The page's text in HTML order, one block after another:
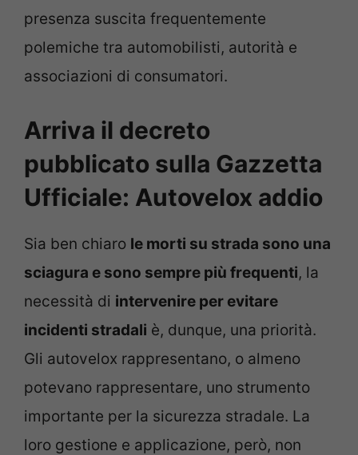
presenza suscita frequentemente
polemiche tra automobilisti, autorità e
associazioni di consumatori.
Arriva il decreto
pubblicato sulla Gazzetta
Ufficiale: Autovelox addio
Sia ben chiaro le morti su strada sono una
sciagura e sono sempre più frequenti, la
necessità di intervenire per evitare
incidenti stradali è, dunque, una priorità.
Gli autovelox rappresentano, o almeno
potevano rappresentare, uno strumento
importante per la sicurezza stradale. La
loro gestione e applicazione, però, non